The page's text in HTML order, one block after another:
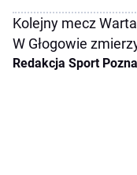
Kolejny mecz
W Głogowie
Redakcja Sport